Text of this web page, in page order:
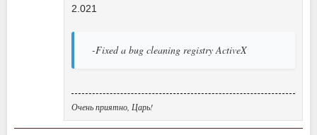
2.021
-Fixed a bug cleaning registry ActiveX
Очень приятно, Царь!